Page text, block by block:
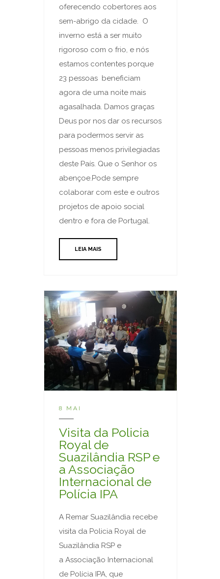
oferecendo cobertores aos
sem-abrigo da cidade. O
inverno está a ser muito
rigoroso com o frio, e nós
estamos contentes porque
23 pessoas beneficiam
agora de uma noite mais
agasalhada. Damos graças
Deus por nos dar os recursos
para podermos servir as
pessoas menos privilegiadas
deste País. Que o Senhor os
abençoe.Pode sempre
colaborar com este e outros
projetos de apoio social
dentro e fora de Portugal.
LEIA MAIS
8 MAI
Visita da Policia
Royal de
Suazilândia RSP e
a Associação
Internacional de
Polícia IPA
A Remar Suazilândia recebe
visita da Policia Royal de
Suazilândia RSP e
a Associação Internacional
de Polícia IPA, que